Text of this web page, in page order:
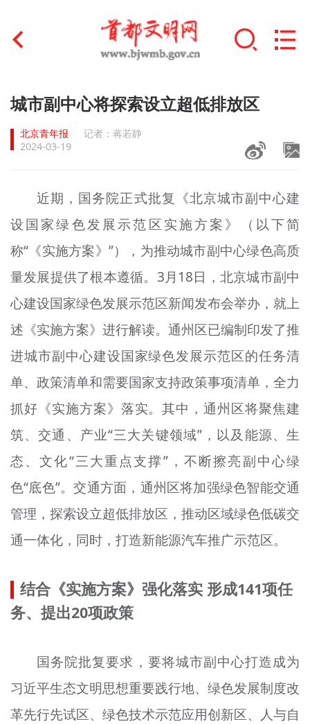
首页
文明创建
文明培育
+
未成年人思想道德建设
榜样人物
+
身边好人
文明评论
北京宣传文化引导基金
宣传思想文化人才
专题
资料库
+
城市副中心将探索设立超低排放区
北京青年报
记者：蒋若静
2024-03-19
近期，国务院正式批复《北京城市副中心建
设国家绿色发展示范区实施方案》（以下简
称“《实施方案》”），为推动城市副中心绿色高质
量发展提供了根本遵循。3月18日，北京城市副中
心建设国家绿色发展示范区新闻发布会举办，就上
述《实施方案》进行解读。通州区已编制印发了推
进城市副中心建设国家绿色发展示范区的任务清
单、政策清单和需要国家支持政策事项清单，全力
抓好《实施方案》落实。其中，通州区将聚焦建
筑、交通、产业“三大关键领域”，以及能源、生
态、文化“三大重点支撑”，不断擦亮副中心绿
色“底色”。交通方面，通州区将加强绿色智能交通
管理，探索设立超低排放区，推动区域绿色低碳交
通一体化，同时，打造新能源汽车推广示范区。
结合《实施方案》强化落实 形成141项任
务、提出20项政策
国务院批复要求，要将城市副中心打造成为
习近平生态文明思想重要践行地、绿色发展制度改
革先行先试区、绿色技术示范应用创新区、人与自